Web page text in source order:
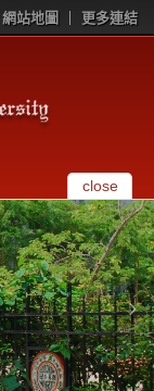
網站地圖 更多連結
close